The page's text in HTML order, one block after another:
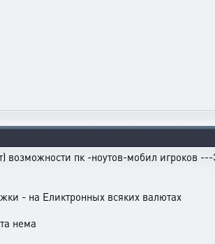
возможности пк -ноутов-мобил
- на Еликтронных всяких валютах
нема